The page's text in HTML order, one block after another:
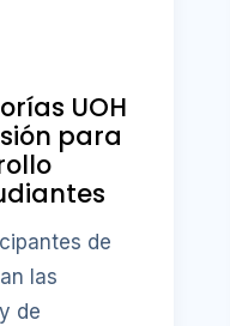
UOH
para
de
las
de